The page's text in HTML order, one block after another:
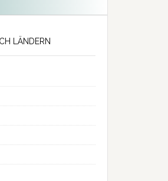
LÄNDERN